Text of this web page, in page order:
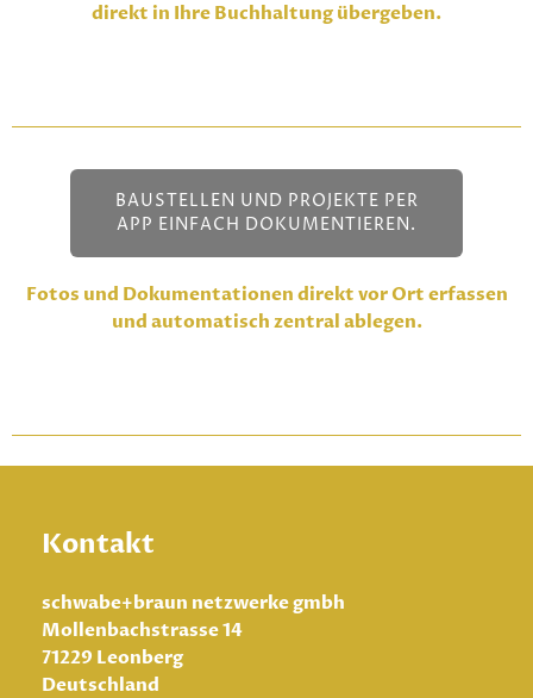
direkt in Ihre Buchhaltung übergeben.
BAUSTELLEN UND PROJEKTE PER
APP EINFACH DOKUMENTIEREN.
Fotos und Dokumentationen direkt vor Ort erfassen
und automatisch zentral ablegen.
Kontakt
schwabe+braun netzwerke gmbh
Mollenbachstrasse 14
71229 Leonberg
Deutschland